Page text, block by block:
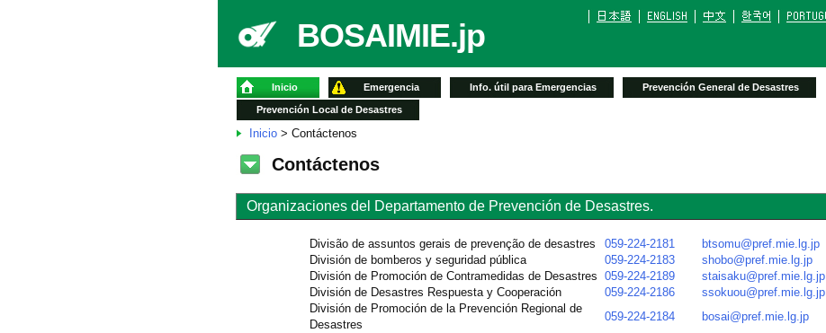
BOSAIMIE.jp
Inicio Emergencia Info. útil para Emergencias Prevención General de Desastres
Prevención Local de Desastres
Inicio > Contáctenos
Contáctenos
Organizaciones del Departamento de Prevención de Desastres.
Divisão de assuntos gerais de prevenção de desastres 059-224-2181
btsomu@pref.mie.lg.jp
División de bomberos y seguridad pública
059-224-2183
shobo@pref.mie.lg.jp
División de Promoción de Contramedidas de Desastres 059-224-2189
staisaku@pref.mie.lg.jp
División de Desastres Respuesta y Cooperación
059-224-2186
ssokuou@pref.mie.lg.jp
División de Promoción de la Prevención Regional de
Desastres
059-224-2184
bosai@pref.mie.lg.jp